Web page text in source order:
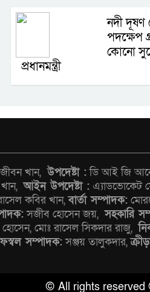
নদী দূষণ
পদক্ষেপ
কোনো
প্রধানমন্ত্রী
জীবন খান,উপদেষ্টা :ডি আই জি
খান,আইন উপদেষ্টা : এ্যাডভোকেট
কবির খান,বার্তা সম্পাদক:
সজীব হোসেন জয়,সহকারি
মোঃ রাসেল সিকদার রাজু,
সম্পাদক:সঞ্জয় তালুকদার,
© All rights reserved